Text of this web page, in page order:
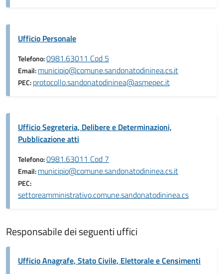
Ufficio Personale
Telefono:0981.63011 Cod 5
Email:municipio@comune.sandonatodininea.cs.it
PEC:protocollo.sandonatodininea@asmepec.it
Ufficio Segreteria, Delibere e Determinazioni,
Pubblicazione atti
Telefono:0981.63011 Cod 7
Email:municipio@comune.sandonatodininea.cs.it
PEC:
settoreamministrativo.comune.sandonatodininea.cs
Responsabile dei seguenti uffici
Ufficio Anagrafe, Stato Civile, Elettorale e Censimenti